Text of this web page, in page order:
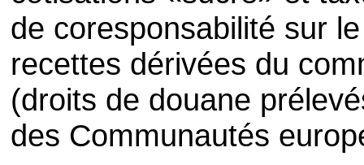
de coresponsabilité sur
recettes dérivées du
(droits de douane
des Communautés